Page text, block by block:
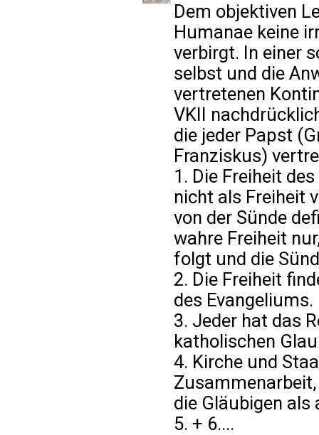
Dem objektiven
Humanae keine
verbirgt. In einer
selbst und die
vertretenen
VKII
die jeder Papst
Franziskus)
1. Die Freiheit
nicht als Freiheit
von der Sünde
wahre Freiheit
folgt und die
2. Die Freiheit
des Evangeliums.
3. Jeder hat das
katholischen
4. Kirche und
die Gläubigen als
5. + 6....